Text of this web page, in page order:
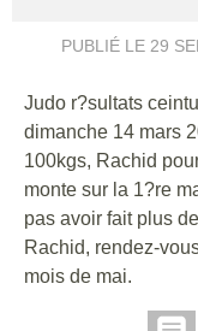
PUBLIÉ LE 29
Judo r?sultats
dimanche 14 mars
100kgs, Rachid
monte sur la 1?re
pas avoir fait plus
Rachid, rendez-
mois de mai.